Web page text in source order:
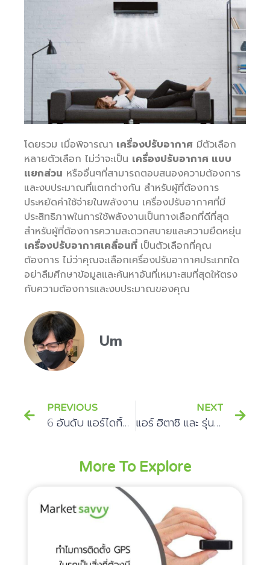
โดยรวม เมื่อพิจารณา เครื่องปรับอากาศ มีตัวเลือก
หลายตัวเลือก ไม่ว่าจะเป็น เครื่องปรับอากาศ แบบ
แยกส่วน หรืออื่นๆที่สามารถตอบสนองความต้องการ
และงบประมาณที่แตกต่างกัน สำหรับผู้ที่ต้องการ
ประหยัดค่าใช้จ่ายในพลังงาน เครื่องปรับอากาศที่มี
ประสิทธิภาพในการใช้พลังงานเป็นทางเลือกที่ดีที่สุด
สำหรับผู้ที่ต้องการความสะดวกสบายและความยืดหยุ่น
เครื่องปรับอากาศเคลื่อนที่ เป็นตัวเลือกที่คุณ
ต้องการ ไม่ว่าคุณจะเลือกเครื่องปรับอากาศประเภทใด
อย่าลืมศึกษาข้อมูลและค้นหาอันที่เหมาะสมที่สุดให้ตรง
กับความต้องการและงบประมาณของคุณ
Um
PREVIOUS
6 อันดับ แอร์ไดกิ้น รุ่นใหม่ล่าสุด ปี 2566
NEXT
แอร์ ฮิตาชิ และ รุ่นแอร์ติดผนังในปี 2566
More To Explore